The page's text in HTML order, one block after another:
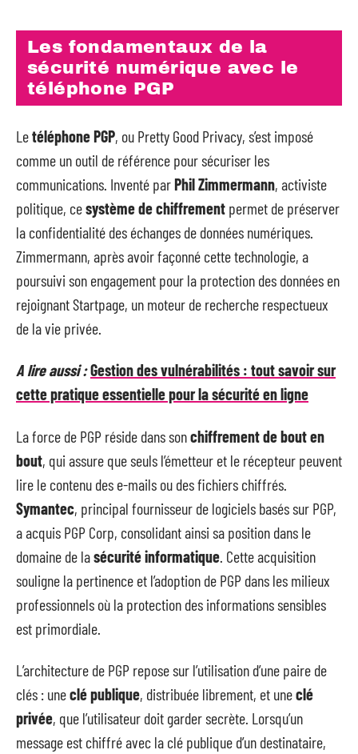
Les fondamentaux de la
sécurité numérique avec le
téléphone PGP
Letéléphone PGP, ou Pretty Good Privacy, s’est imposé
comme un outil de référence pour sécuriser les
communications. Inventé parPhil Zimmermann, activiste
politique, cesystème de chiffrement permet de préserver
la confidentialité des échanges de données numériques.
Zimmermann, après avoir façonné cette technologie, a
poursuivi son engagement pour la protection des données en
rejoignant Startpage, un moteur de recherche respectueux
de la vie privée.
A lire aussi :Gestion des vulnérabilités : tout savoir sur
cette pratique essentielle pour la sécurité en ligne
La force de PGP réside dans sonchiffrement de bout en
bout, qui assure que seuls l’émetteur et le récepteur peuvent
lire le contenu des e-mails ou des fichiers chiffrés.
Symantec, principal fournisseur de logiciels basés sur PGP,
a acquis PGP Corp, consolidant ainsi sa position dans le
domaine de lasécurité informatique . Cette acquisition
souligne la pertinence et l’adoption de PGP dans les milieux
professionnels où la protection des informations sensibles
est primordiale.
L’architecture de PGP repose sur l’utilisation d’une paire de
clés : uneclé publique, distribuée librement, et uneclé
privée, que l’utilisateur doit garder secrète. Lorsqu’un
message est chiffré avec la clé publique d’un destinataire,